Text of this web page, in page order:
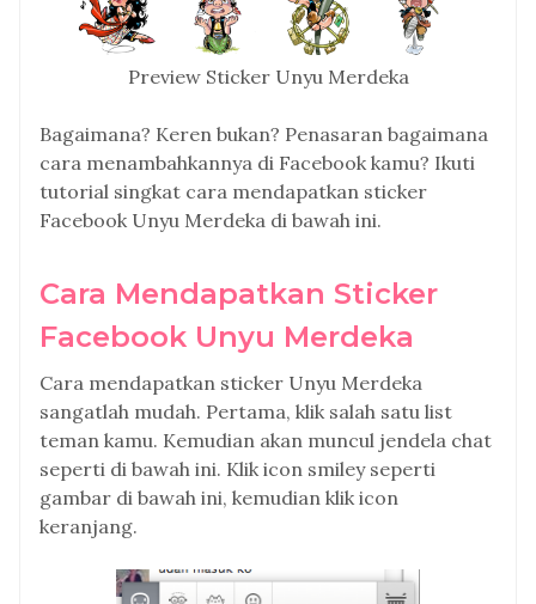
Preview Sticker Unyu Merdeka
Bagaimana? Keren bukan? Penasaran bagaimana
cara menambahkannya di Facebook kamu? Ikuti
tutorial singkat cara mendapatkan sticker
Facebook Unyu Merdeka di bawah ini.
Cara Mendapatkan Sticker
Facebook Unyu Merdeka
Cara mendapatkan sticker Unyu Merdeka
sangatlah mudah. Pertama, klik salah satu list
teman kamu. Kemudian akan muncul jendela chat
seperti di bawah ini. Klik icon smiley seperti
gambar di bawah ini, kemudian klik icon
keranjang.